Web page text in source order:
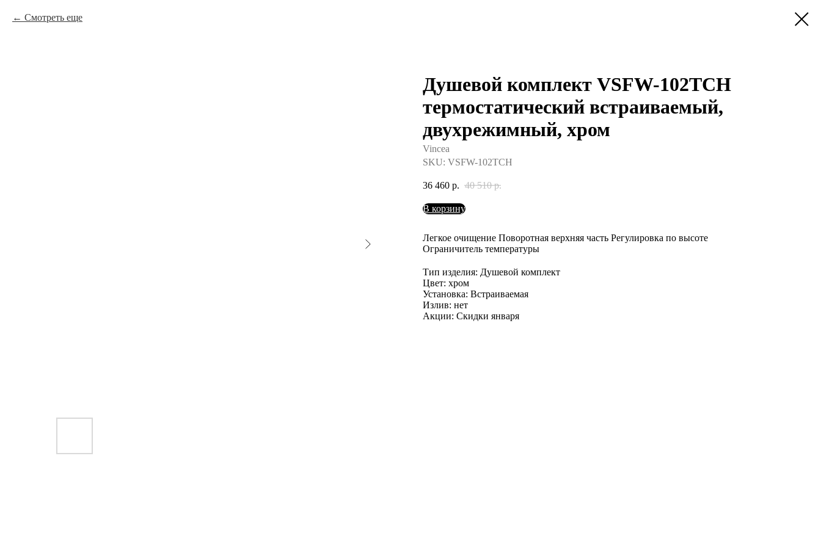
Смотреть еще
Душевой комплект VSFW-102TCH
термостатический встраиваемый,
двухрежимный, хром
Vincea
SKU: VSFW-102TCH
36 460 р. 40 510 р.
В корзину
Легкое очищение Поворотная верхняя часть Регулировка по высоте
Ограничитель температуры
Тип изделия: Душевой комплект
Цвет: хром
Установка: Встраиваемая
Излив: нет
Акции: Скидки января